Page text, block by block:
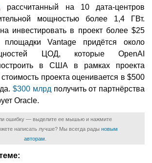
рассчитанный на 10 дата-центров
мощностью более 1,4 ГВт.
инвестировать в проект более $25
Vantage придётся около
ЦОД, которые OpenAI
в США в рамках проекта
проекта оценивается в $500
$300 млрд получить от партнёрства
Oracle.
ошибку — выделите ее мышью и нажмите
написать лучше? Мы всегда рады новым
авторам